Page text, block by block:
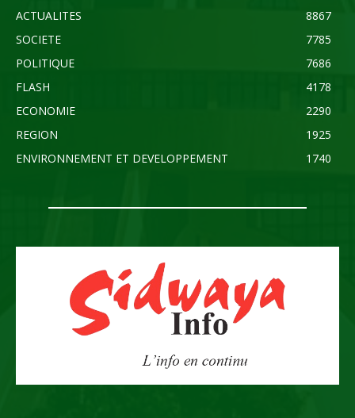
ACTUALITES
8867
SOCIETE
7785
POLITIQUE
7686
FLASH
4178
ECONOMIE
2290
REGION
1925
ENVIRONNEMENT ET DEVELOPPEMENT
1740